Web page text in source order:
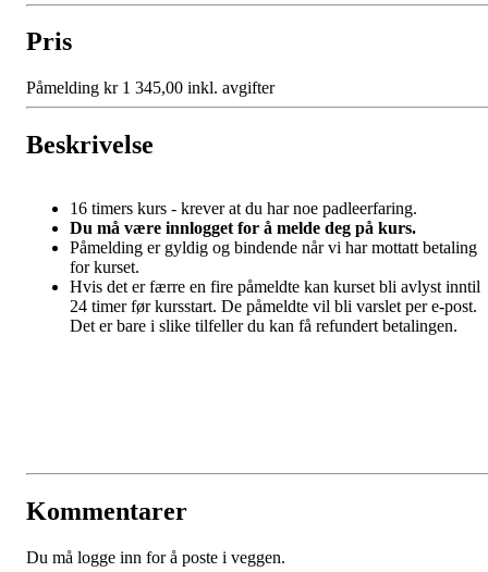
Pris
Påmelding kr 1 345,00 inkl. avgifter
Beskrivelse
16 timers kurs - krever at du har noe padleerfaring.
Du må være innlogget for å melde deg på kurs.
Påmelding er gyldig og bindende når vi har mottatt betaling
for kurset.
Hvis det er færre en fire påmeldte kan kurset bli avlyst inntil
24 timer før kursstart. De påmeldte vil bli varslet per e-post.
Det er bare i slike tilfeller du kan få refundert betalingen.
Kommentarer
Du må logge inn for å poste i veggen.